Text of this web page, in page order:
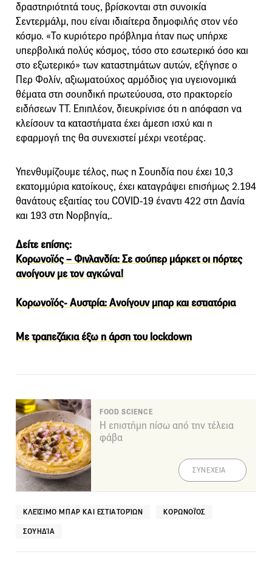
δραστηριότητά τους, βρίσκονται στη συνοικία
Σεντερμάλμ, που είναι ιδιαίτερα δημοφιλής στον νέο
κόσμο. «Το κυριότερο πρόβλημα ήταν πως υπήρχε
υπερβολικά πολύς κόσμος, τόσο στο εσωτερικό όσο και
στο εξωτερικό» των καταστημάτων αυτών, εξήγησε ο
Περ Φολίν, αξιωματούχος αρμόδιος για υγειονομικά
θέματα στη σουηδική πρωτεύουσα, στο πρακτορείο
ειδήσεων TT. Επιπλέον, διευκρίνισε ότι η απόφαση να
κλείσουν τα καταστήματα έχει άμεση ισχύ και η
εφαρμογή της θα συνεχιστεί μέχρι νεοτέρας.
Υπενθυμίζουμε τέλος, πως η Σουηδία που έχει 10,3
εκατομμύρια κατοίκους, έχει καταγράψει επισήμως 2.194
θανάτους εξαιτίας του COVID-19 έναντι 422 στη Δανία
και 193 στη Νορβηγία,.
Δείτε επίσης:
Κορωνοϊός – Φινλανδία: Σε σούπερ μάρκετ οι πόρτες
ανοίγουν με τον αγκώνα!
Κορωνοϊός- Αυστρία: Ανοίγουν μπαρ και εστιατόρια
Με τραπεζάκια έξω η άρση του lockdown
FOOD SCIENCE
Η επιστήμη πίσω από την τέλεια
φάβα
ΣΥΝΕΧΕΙΑ
ΚΛΕΊΣΙΜΟ ΜΠΑΡ ΚΑΙ ΕΣΤΙΑΤΟΡΊΩΝ ΚΟΡΩΝΟΪΌΣ
ΣΟΥΗΔΊΑ